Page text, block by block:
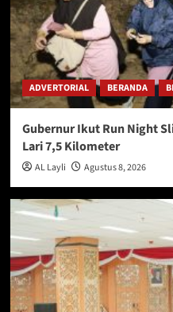
ADVERTORIAL BERANDA
Gubernur Ikut Run Night
Lari 7,5 Kilometer
AL Layli Agustus 8, 2026